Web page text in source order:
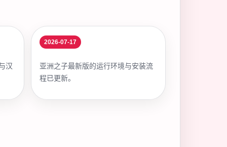
汉
2026-07-17
亚洲之子最新版的运行环境与安装流
程已更新。